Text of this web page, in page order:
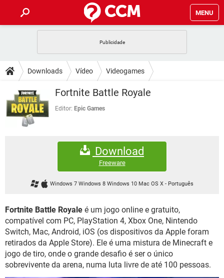
MENU
CELULAR FACEBOOK
OUTLOOK EXCEL
INSTAGRAM
GUIA DE COMPRAS
DICAS
JOGOS WHATSAPP
CELULAR FACEBOOK
OUTLOOK
DOWNLOADS
JOGOS
CELULAR
EXCEL
GMAIL
FÓRUM
FACEBOOK
EXCEL
INSTAGRAM GMAIL
WHATSAPP
INSTAGRAM GMAIL
GUIA DE COMPRAS
Downloads Vídeo Videogames
Fortnite Battle Royale
Editor: Epic Games
Download
Freeware
Windows 7 Windows 8 Windows 10 Mac OS X- Português
Fortnite Battle Royale é um jogo online e gratuito,
compatível com PC, PlayStation 4, Xbox One, Nintendo
Switch, Mac, Android, iOS (os dispositivos da Apple foram
retirados da Apple Store). Ele é uma mistura de Minecraft e
jogo de tiro, onde o grande desafio é ser o único
sobrevivente da arena, numa luta livre de até 100 pessoas.